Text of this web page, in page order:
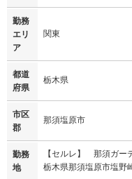
勤務
エリ
ア
関東
都道
府県
栃木県
市区
郡
那須塩原市
勤務
地
【セルレ】 那須ガー
栃木県那須塩原市塩野